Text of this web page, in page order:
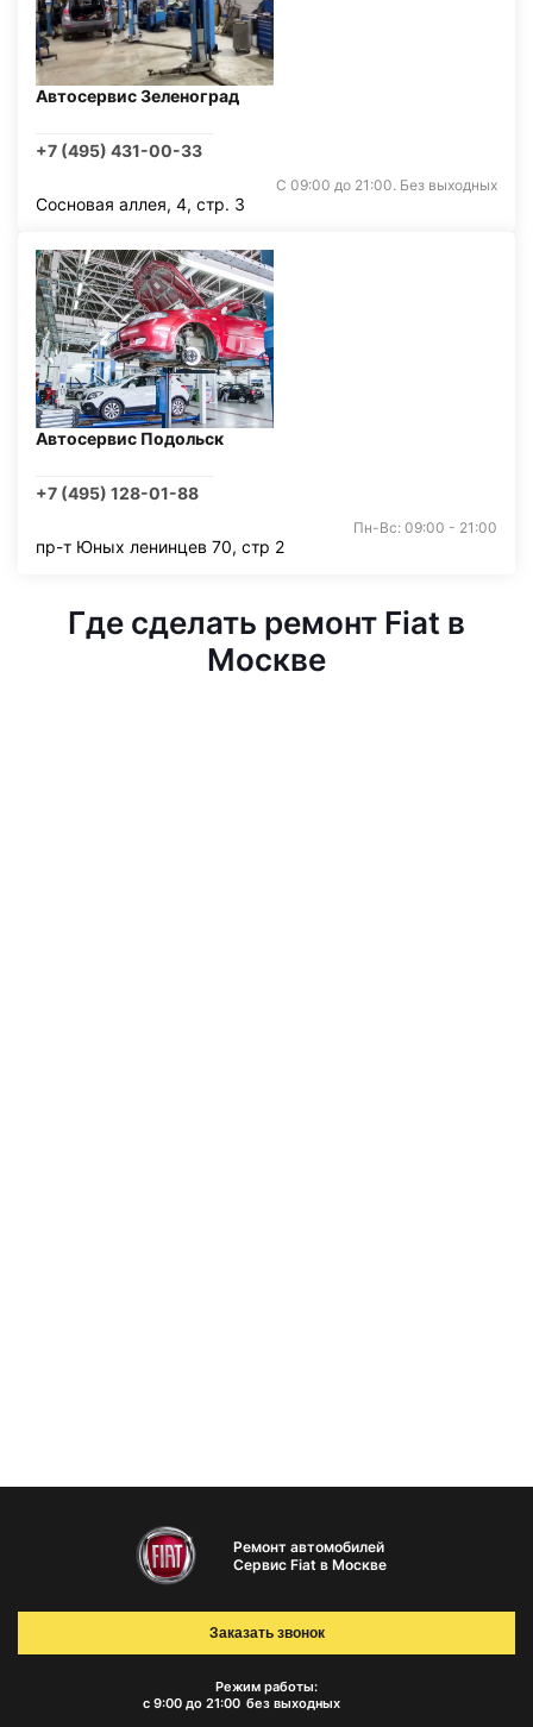
Автосервис Зеленоград
+7 (495) 431-00-33
С 09:00 до 21:00. Без выходных
Сосновая аллея, 4, стр. 3
Автосервис Подольск
+7 (495) 128-01-88
Пн-Вс: 09:00 - 21:00
пр-т Юных ленинцев 70, стр 2
Где сделать ремонт Fiat в
Москве
Ремонт автомобилей
Сервис Fiat в Москве
Режим работы:
с 9:00 до 21:00 без выходных
Заказать звонок